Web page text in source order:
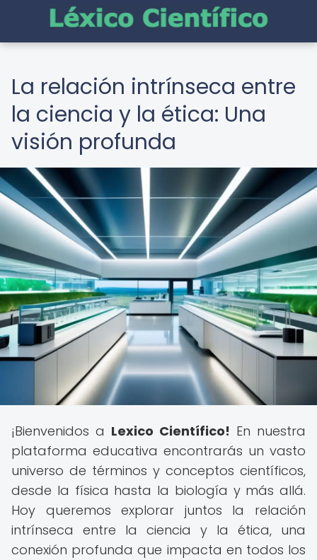
La relación intrínseca entre
la ciencia y la ética: Una
visión profunda
¡Bienvenidos a Lexico Científico! En nuestra
plataforma educativa encontrarás un vasto
universo de términos y conceptos científicos,
desde la física hasta la biología y más allá.
Hoy queremos explorar juntos la relación
intrínseca entre la ciencia y la ética, una
conexión profunda que impacta en todos los